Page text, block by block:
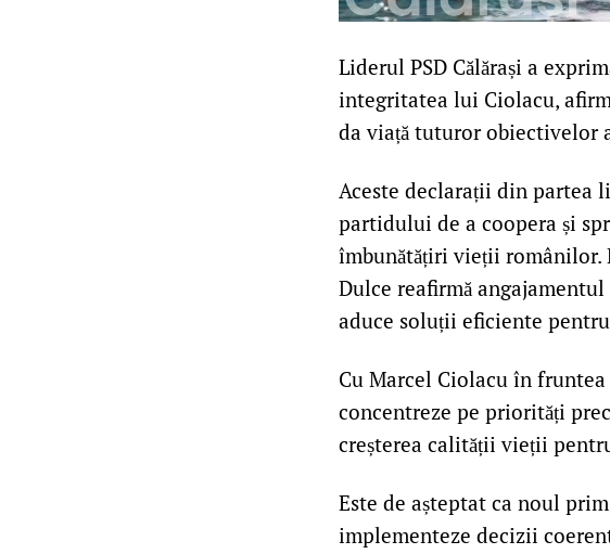
Liderul PSD Călărași a
integritatea lui Ciolacu,
da viață tuturor obiectivelor
Aceste declarații din partea
partidului de a coopera și
îmbunătățiri vieții românilor.
Dulce reafirmă
aduce soluții eficiente
Cu Marcel Ciolacu în
concentreze pe priorități
creșterea calității vieții
Este de așteptat ca noul
implementeze decizii